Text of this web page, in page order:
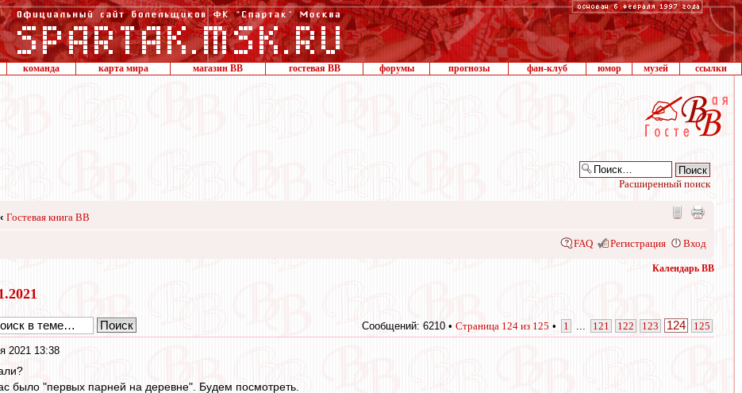
команда карта мира магазин ВВ гостевая ВВ форумы прогнозы фан-клуб юмор музей ссылки
Расширенный поиск
‹ Гостевая книга ВВ
FAQ Регистрация Вход
Календарь ВВ
Сообщений: 6210 • Страница 124 из 125 • 1 121 122 123 124 125
2021 13:38
было "первых парней на деревне". Будем посмотреть.